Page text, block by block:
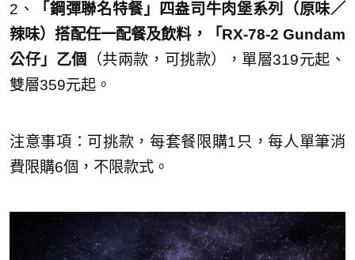
2、
「鋼彈聯名特餐」四盎司牛肉堡系列（原味／
辣味）搭配任一配餐及飲料，「RX-78-2 Gundam
公仔」乙個
（共兩款，可挑款），單層319元起、
雙層359元起。
注意事項：可挑款，每套餐限購1只，每人單筆消
費限購6個，不限款式。